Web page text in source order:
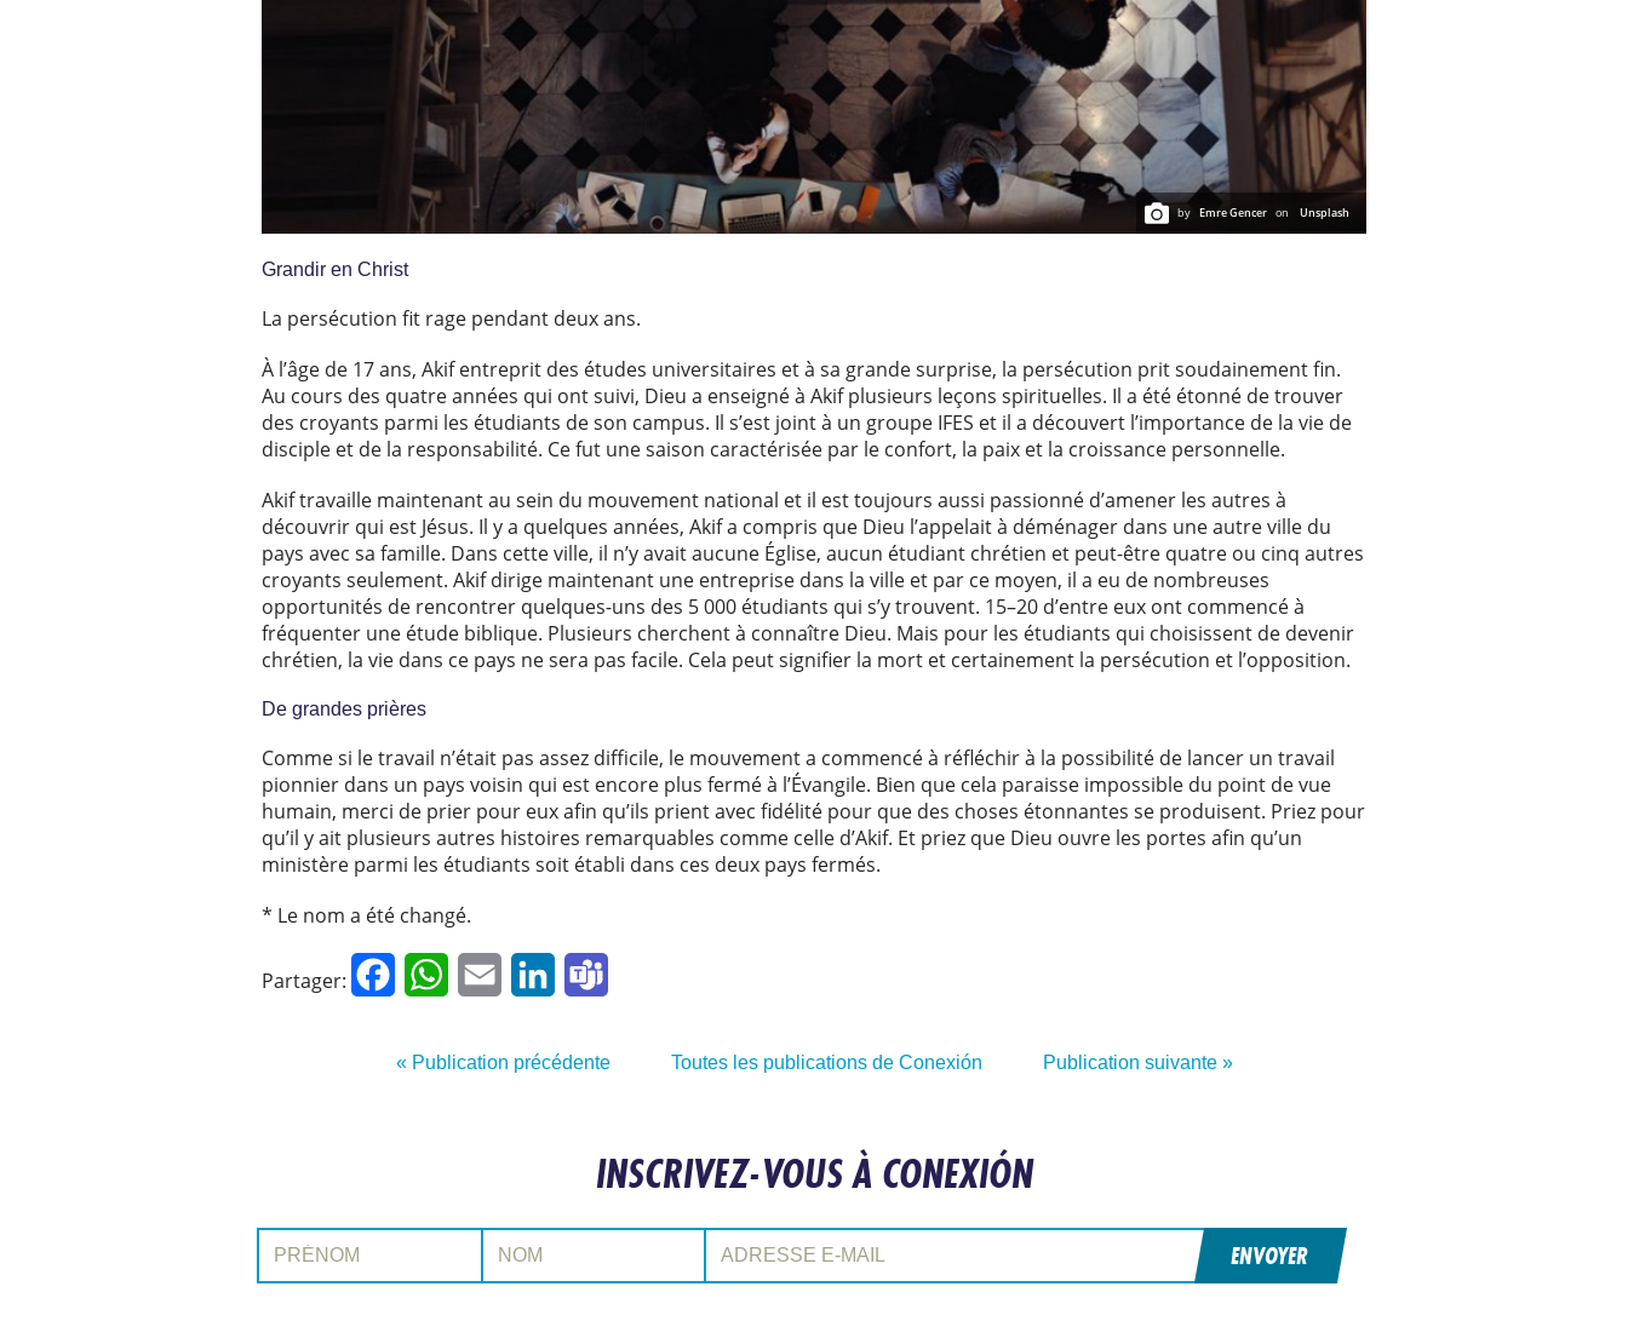
by Emre Gencer on Unsplash
Grandir en Christ
La persécution fit rage pendant deux ans.
À l’âge de 17 ans, Akif entreprit des études universitaires et à sa grande surprise, la persécution prit soudainement fin.
Au cours des quatre années qui ont suivi, Dieu a enseigné à Akif plusieurs leçons spirituelles. Il a été étonné de trouver
des croyants parmi les étudiants de son campus. Il s’est joint à un groupe IFES et il a découvert l’importance de la vie de
disciple et de la responsabilité. Ce fut une saison caractérisée par le confort, la paix et la croissance personnelle.
Akif travaille maintenant au sein du mouvement national et il est toujours aussi passionné d’amener les autres à
découvrir qui est Jésus. Il y a quelques années, Akif a compris que Dieu l’appelait à déménager dans une autre ville du
pays avec sa famille. Dans cette ville, il n’y avait aucune Église, aucun étudiant chrétien et peut-être quatre ou cinq autres
croyants seulement. Akif dirige maintenant une entreprise dans la ville et par ce moyen, il a eu de nombreuses
opportunités de rencontrer quelques-uns des 5 000 étudiants qui s’y trouvent. 15–20 d’entre eux ont commencé à
fréquenter une étude biblique. Plusieurs cherchent à connaître Dieu. Mais pour les étudiants qui choisissent de devenir
chrétien, la vie dans ce pays ne sera pas facile. Cela peut signifier la mort et certainement la persécution et l’opposition.
De grandes prières
Comme si le travail n’était pas assez difficile, le mouvement a commencé à réfléchir à la possibilité de lancer un travail
pionnier dans un pays voisin qui est encore plus fermé à l’Évangile. Bien que cela paraisse impossible du point de vue
humain, merci de prier pour eux afin qu’ils prient avec fidélité pour que des choses étonnantes se produisent. Priez pour
qu’il y ait plusieurs autres histoires remarquables comme celle d’Akif. Et priez que Dieu ouvre les portes afin qu’un
ministère parmi les étudiants soit établi dans ces deux pays fermés.
* Le nom a été changé.
Partager: FacebookWhatsApp
Email LinkedIn
« Publication précédente Toutes les publications de Conexión Publication suivante »
INSCRIVEZ-VOUS À CONEXIÓN
Prénom: Nom: Adresse e-mail:
ENVOYER